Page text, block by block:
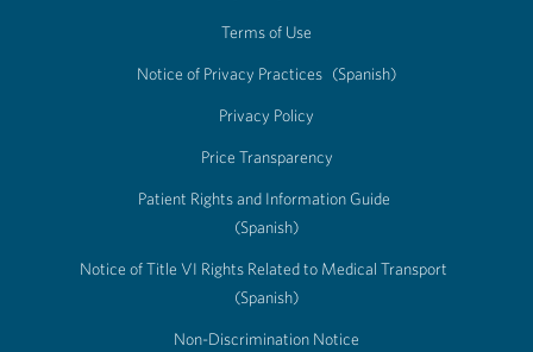
Terms of Use
Notice of Privacy Practices (Spanish)
Privacy Policy
Price Transparency
Patient Rights and Information Guide
(Spanish)
Notice of Title VI Rights Related to Medical Transport
(Spanish)
Non-Discrimination Notice